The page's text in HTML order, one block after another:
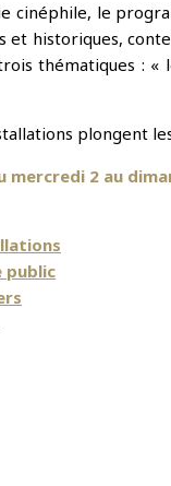
cinéphile, le
historiques,
thématiques : «
plongent
mercredi 2 au
public